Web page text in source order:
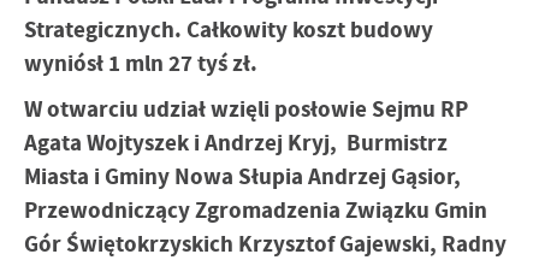
Strategicznych. Całkowity koszt budowy
wyniósł 1 mln 27 tyś zł.
W otwarciu udział wzięli posłowie Sejmu RP
Agata Wojtyszek i Andrzej Kryj, Burmistrz
Miasta i Gminy Nowa Słupia Andrzej Gąsior,
Przewodniczący Zgromadzenia Związku Gmin
Gór Świętokrzyskich Krzysztof Gajewski, Radny
funkcjonalności.
Promocyjne pliki cookies służą do prezentowania Ci naszych
komunikatów na podstawie analizy Twoich upodobań oraz
Twoich zwyczajów dotyczących przeglądanej witryny
internetowej. Treści promocyjne mogą pojawić się na
stronach podmiotów trzecich lub firm będących naszymi
partnerami oraz innych dostawców usług. Firmy te działają
w charakterze pośredników prezentujących nasze treści w
postaci wiadomości, ofert, komunikatów mediów
społecznościowych.
Więcej